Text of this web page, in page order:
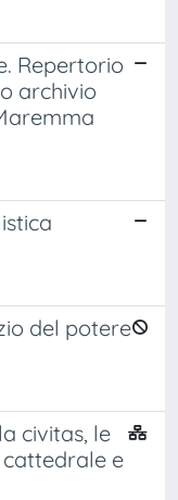
Repertorio
archivio
del potere
civitas, le
cattedrale e